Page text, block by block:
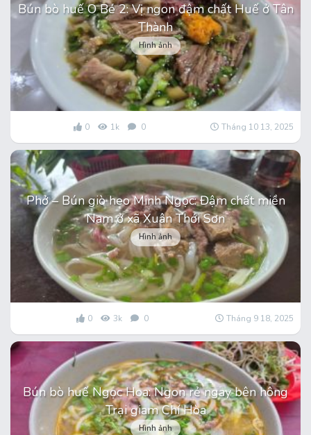
Bún bò huế O Bé 2: Vị ngon đậm chất Huế ở Tân
Thành
Hình ảnh
0 1k 0 Tháng 10 13, 2025
Phở – Bún giò heo Minh Ngọc: Đậm chất miền
Nam ở xã Xuân Thới Sơn
Hình ảnh
0 3k 0 Tháng 9 18, 2025
Bún bò huế Ngọc Hoa: Ngon rẻ ngay bên hông
Trại giam Chí Hòa
Hình ảnh